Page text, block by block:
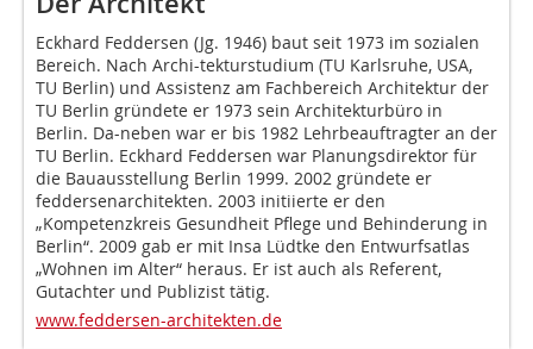
Eckhard Feddersen (Jg. 1946) baut seit 1973 im sozialen
Bereich. Nach Archi­-tek­turstudium (TU Karlsruhe, USA,
TU Berlin) und Assistenz am Fachbereich Architektur der
TU Berlin gründete er 1973 sein Architekturbüro in
Berlin. Da­-neben war er bis 1982 Lehrbeauftragter an der
TU Berlin. Eckhard Feddersen war Planungsdirektor für
die Bauausstellung Berlin 1999. 2002 gründete er
feddersenarchitekten. 2003 initiierte er den
„Kompetenzkreis Gesundheit Pflege und Behinderung in
Berlin“. 2009 gab er mit Insa Lüdtke den Entwurfs­atlas
„Woh­nen im Alter“ heraus. Er ist auch als Referent,
Gutachter und Publizist tätig.
www.feddersen-architekten.de